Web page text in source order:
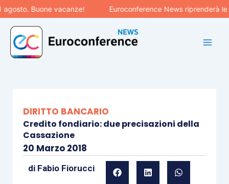
Vai
al
contenuto
Buone vacanze! Euroconference News riprenderà le
DIRITTO BANCARIO
Credito fondiario: due precisazioni della
Cassazione
20 Marzo 2018
di Fabio Fiorucci